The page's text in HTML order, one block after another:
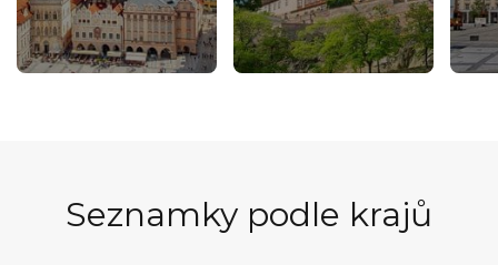
Seznamky podle krajů